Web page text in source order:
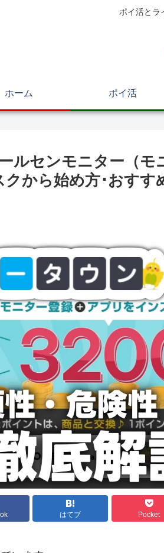
ポイ活とラ
ホーム ポイ活
ルセンモニター（
から始め方･おすす
はてブ Pocket